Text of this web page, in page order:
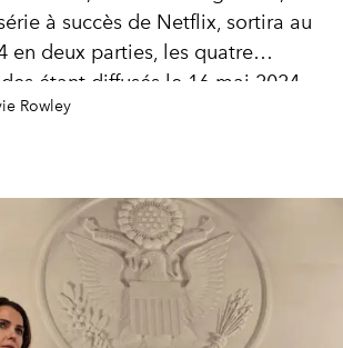
à succès de Netflix, sortira au
en deux parties, les quatre
étant diffusés le 16 mai 2024.
Rowley